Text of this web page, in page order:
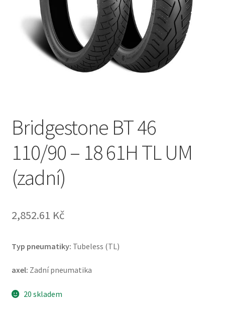
Bridgestone BT 46
110/90 – 18 61H TL UM
(zadní)
2,852.61 Kč
Typ pneumatiky: Tubeless (TL)
axel: Zadní pneumatika
20 skladem